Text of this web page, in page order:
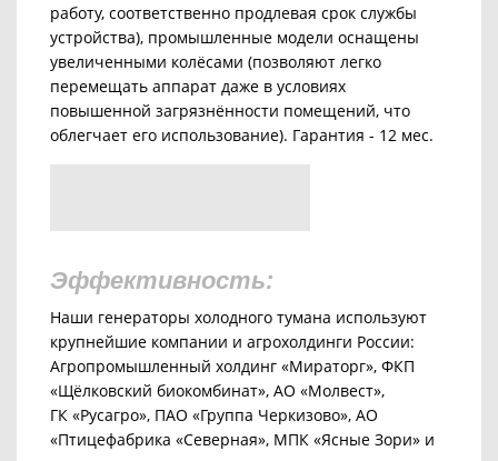
работу, соответственно продлевая срок службы
устройства), промышленные модели оснащены
увеличенными колёсами (позволяют легко
перемещать аппарат даже в условиях
повышенной загрязнённости помещений, что
облегчает его использование). Гарантия - 12 мес.
Эффективность:
Наши генераторы холодного тумана используют
крупнейшие компании и агрохолдинги России:
Агропромышленный холдинг «Мираторг», ФКП
«Щёлковский биокомбинат», АО «Молвест»,
ГК «Русагро», ПАО «Группа Черкизово», АО
«Птицефабрика «Северная», МПК «Ясные Зори» и